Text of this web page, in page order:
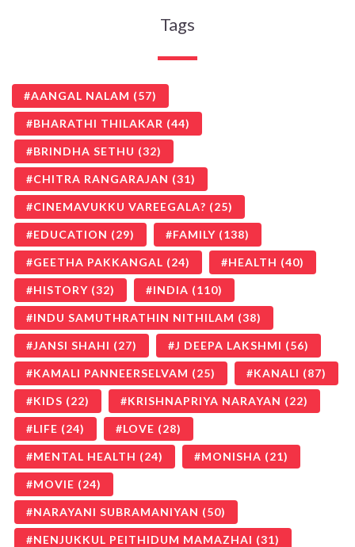
Tags
AANGAL NALAM (57)
BHARATHI THILAKAR (44)
BRINDHA SETHU (32)
CHITRA RANGARAJAN (31)
CINEMAVUKKU VAREEGALA? (25)
EDUCATION (29) FAMILY (138)
GEETHA PAKKANGAL (24) HEALTH (40)
HISTORY (32) INDIA (110)
INDU SAMUTHRATHIN NITHILAM (38)
JANSI SHAHI (27) J DEEPA LAKSHMI (56)
KAMALI PANNEERSELVAM (25) KANALI (87)
KIDS (22) KRISHNAPRIYA NARAYAN (22)
LIFE (24) LOVE (28)
MENTAL HEALTH (24) MONISHA (21)
MOVIE (24)
NARAYANI SUBRAMANIYAN (50)
NENJUKKUL PEITHIDUM MAMAZHAI (31)